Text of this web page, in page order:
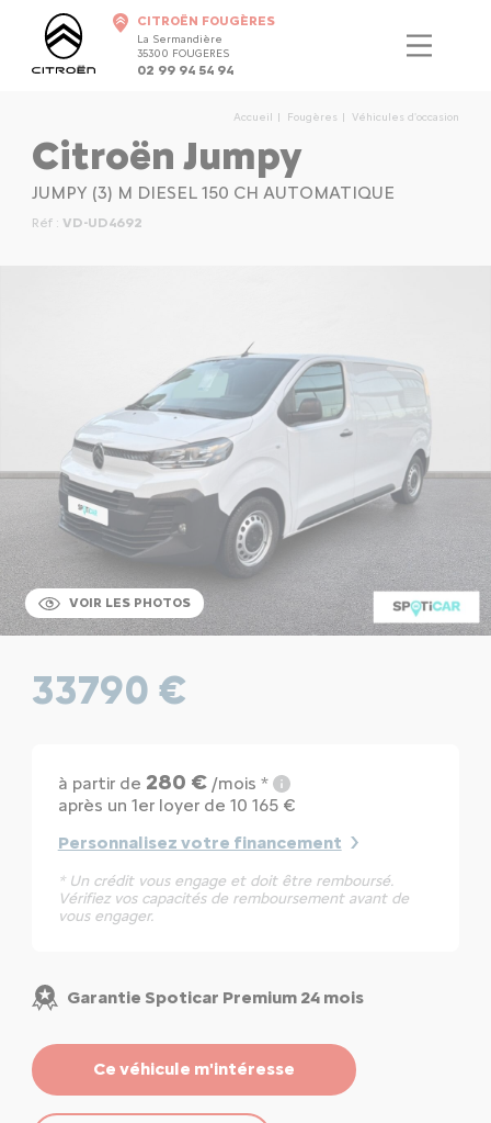
CITROËN FOUGÈRES
La Sermandière
35300 FOUGERES
02 99 94 54 94
Accueil Fougères Véhicules d'occasion
Citroën Jumpy
JUMPY (3) M DIESEL 150 CH AUTOMATIQUE
Réf : VD-UD4692
VOIR LES PHOTOS
33790 €
à partir de 280 €/mois *
après un 1er loyer de 10 165 €
Personnalisez votre financement
* Un crédit vous engage et doit être remboursé.
Vérifiez vos capacités de remboursement avant de
vous engager.
Garantie Spoticar Premium 24 mois
Ce véhicule m'intéresse